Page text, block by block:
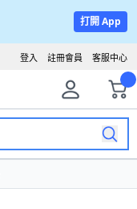
打開 App
客服中心
註冊會員
登入